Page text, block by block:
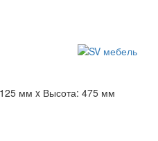
мм x Высота: 475 мм